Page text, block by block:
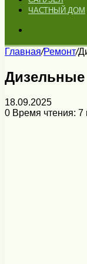
ЧАСТНЫЙ ДОМ
Главная/Ремонт/
18.09.2025
0 Время чтения: 7